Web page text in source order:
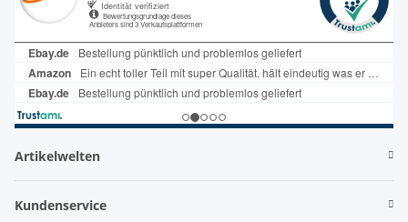
Artikelwelten
Kundenservice